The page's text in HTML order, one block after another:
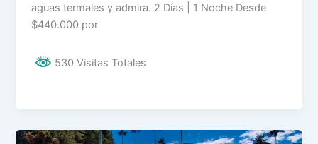
aguas termales y admira. 2 Días | 1 Noche Desde
$440.000 por
530 Visitas Totales